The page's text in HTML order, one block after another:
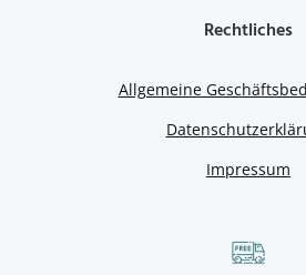
Rechtliches
Allgemeine
Impressum